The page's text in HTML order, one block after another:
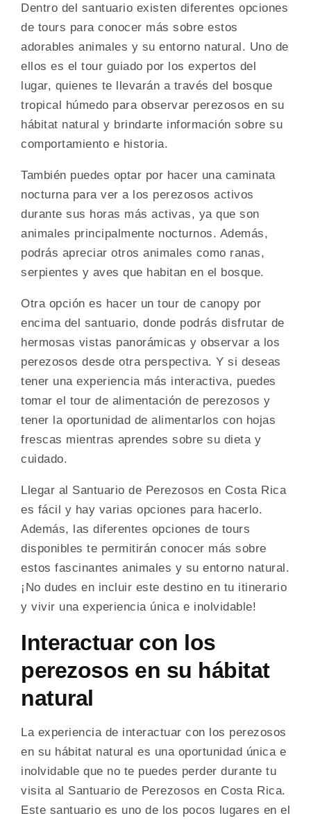
Dentro del santuario existen diferentes opciones
de tours para conocer más sobre estos
adorables animales y su entorno natural. Uno de
ellos es el tour guiado por los expertos del
lugar, quienes te llevarán a través del bosque
tropical húmedo para observar perezosos en su
hábitat natural y brindarte información sobre su
comportamiento e historia.
También puedes optar por hacer una caminata
nocturna para ver a los perezosos activos
durante sus horas más activas, ya que son
animales principalmente nocturnos. Además,
podrás apreciar otros animales como ranas,
serpientes y aves que habitan en el bosque.
Otra opción es hacer un tour de canopy por
encima del santuario, donde podrás disfrutar de
hermosas vistas panorámicas y observar a los
perezosos desde otra perspectiva. Y si deseas
tener una experiencia más interactiva, puedes
tomar el tour de alimentación de perezosos y
tener la oportunidad de alimentarlos con hojas
frescas mientras aprendes sobre su dieta y
cuidado.
Llegar al Santuario de Perezosos en Costa Rica
es fácil y hay varias opciones para hacerlo.
Además, las diferentes opciones de tours
disponibles te permitirán conocer más sobre
estos fascinantes animales y su entorno natural.
¡No dudes en incluir este destino en tu itinerario
y vivir una experiencia única e inolvidable!
Interactuar con los
perezosos en su hábitat
natural
La experiencia de interactuar con los perezosos
en su hábitat natural es una oportunidad única e
inolvidable que no te puedes perder durante tu
visita al Santuario de Perezosos en Costa Rica.
Este santuario es uno de los pocos lugares en el